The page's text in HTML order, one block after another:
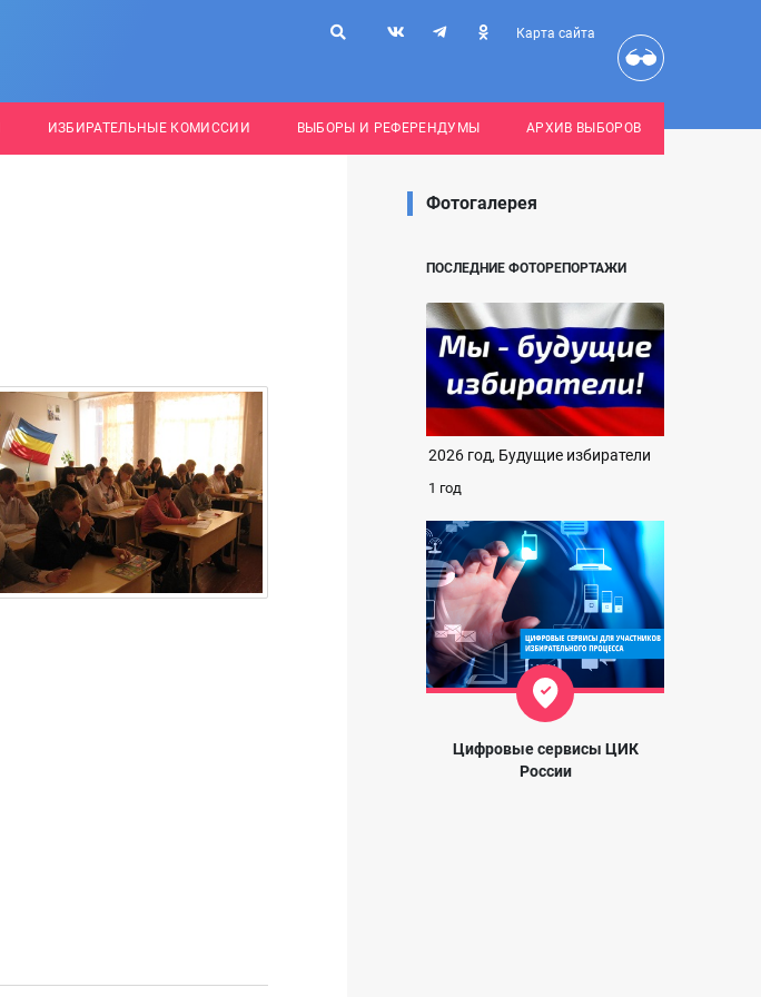
Карта сайта
ИЗБИРАТЕЛЬНЫЕ КОМИССИИ ВЫБОРЫ И РЕФЕРЕНДУМЫ АРХИВ ВЫБОРОВ
Фотогалерея
ПОСЛЕДНИЕ ФОТОРЕПОРТАЖИ
2026 год, Будущие избиратели
1 год
Цифровые сервисы ЦИК
России